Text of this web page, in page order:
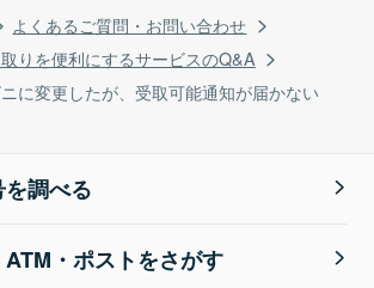
よくあるご質問・お問い合わせ
りを便利にするサービスのQ&A
に変更したが、受取可能通知が届かない
調べる
・ポストをさがす